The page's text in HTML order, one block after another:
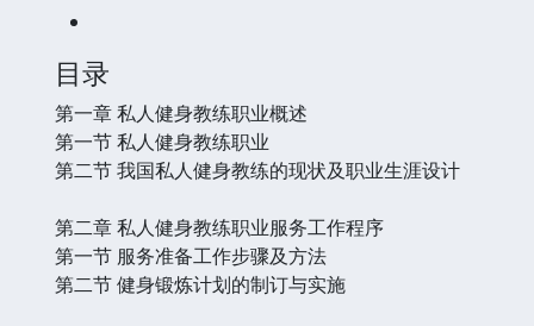
目录
第一章 私人健身教练职业概述
第一节 私人健身教练职业
第二节 我国私人健身教练的现状及职业生涯设计
第二章 私人健身教练职业服务工作程序
第一节 服务准备工作步骤及方法
第二节 健身锻炼计划的制订与实施